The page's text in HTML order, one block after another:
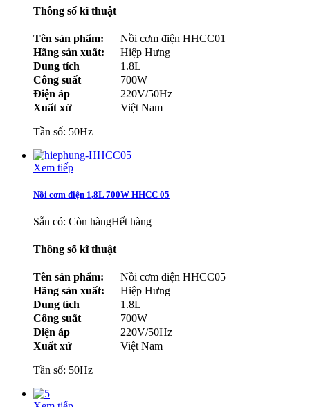
Thông số kĩ thuật
Tên sản phẩm:
Nồi cơm điện HHCC01
Hãng sản xuất:
Hiệp Hưng
Dung tích
1.8L
Công suất
700W
Điện áp
220V/50Hz
Xuất xứ
Việt Nam
Tần số: 50Hz
Xem tiếp
Nồi cơm điện 1,8L 700W HHCC 05
Sẵn có: Còn hàngHết hàng
Thông số kĩ thuật
Tên sản phẩm:
Nồi cơm điện HHCC05
Hãng sản xuất:
Hiệp Hưng
Dung tích
1.8L
Công suất
700W
Điện áp
220V/50Hz
Xuất xứ
Việt Nam
Tần số: 50Hz